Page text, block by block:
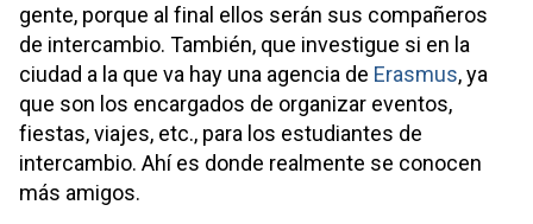
gente, porque al final ellos serán sus compañeros
de intercambio. También, que investigue si en la
ciudad a la que va hay una agencia de Erasmus, ya
que son los encargados de organizar eventos,
fiestas, viajes, etc., para los estudiantes de
intercambio. Ahí es donde realmente se conocen
más amigos.